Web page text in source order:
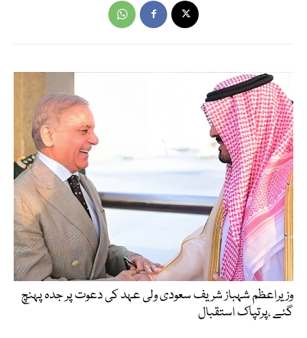
وزیراعظم شہباز شریف سعودی ولی عہد کی دعوت پر جدہ پہنچ
گئے ،پرتپاک استقبال